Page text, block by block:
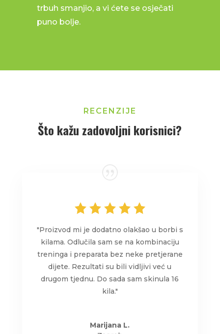
trbuh smanjio, a vi ćete se osječati
puno bolje.
RECENZIJE
Što kažu zadovoljni korisnici?
"Proizvod mi je dodatno olakšao u borbi s
kilama. Odlučila sam se na kombinaciju
treninga i preparata bez neke pretjerane
dijete. Rezultati su bili vidljivi već u
drugom tjednu. Do sada sam skinula 16
kila."
Marijana L.